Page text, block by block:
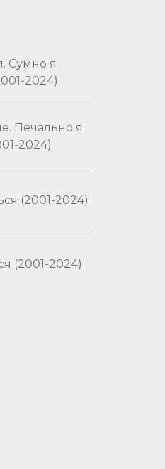
Сумно я
2024)
Печально я
2024)
(2001-2024)
(2001-2024)